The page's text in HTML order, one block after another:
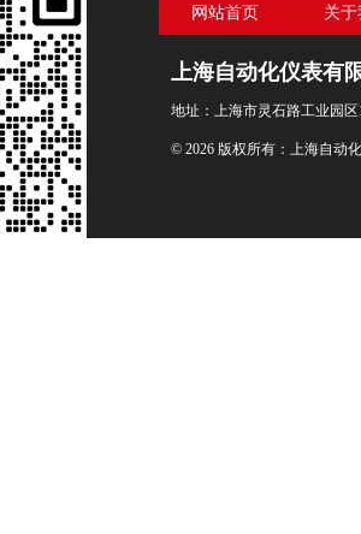
网站首页 关
上海自动化仪表有
地址：上海市灵石路工业园区
© 2026 版权所有：上海自动